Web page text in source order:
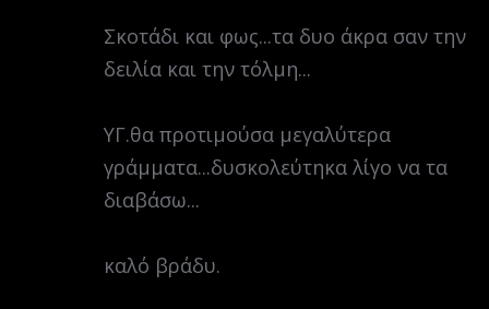
Σκοτάδι και φως...τα δυο άκρα σαν την
δειλία και την τόλμη...
ΥΓ.θα προτιμούσα μεγαλύτερα
γράμματα...δυσκολεύτηκα λίγο να τα
διαβάσω...
καλό βράδυ.